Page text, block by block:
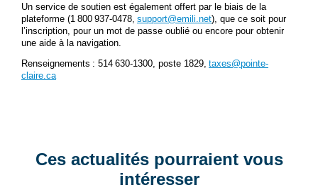
Un service de soutien est également offert par le biais de la
plateforme (1 800 937-0478, support@emili.net), que ce soit pour
l’inscription, pour un mot de passe oublié ou encore pour obtenir
une aide à la navigation.
Renseignements : 514 630-1300, poste 1829, taxes@pointe-
claire.ca
Ces actualités pourraient vous
intéresser